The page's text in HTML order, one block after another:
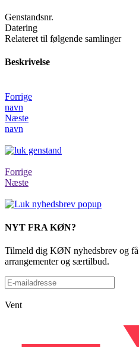
Genstandsnr.
Datering
Relateret til følgende samlinger
Beskrivelse
Forrige
navn
Næste
navn
Forrige
Næste
NYT FRA KØN?
Tilmeld dig KØN nyhedsbrev og
arrangementer og særtilbud.
Vent